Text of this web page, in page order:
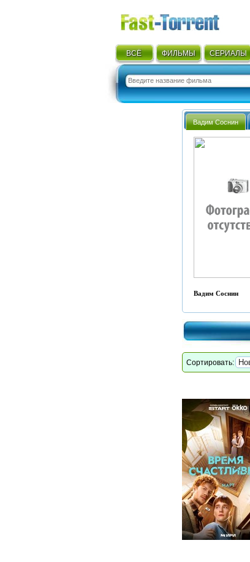
ВСЁ ФИЛЬМЫ СЕРИАЛЫ
Вадим Соснин
Вадим Соснин
Сортировать: